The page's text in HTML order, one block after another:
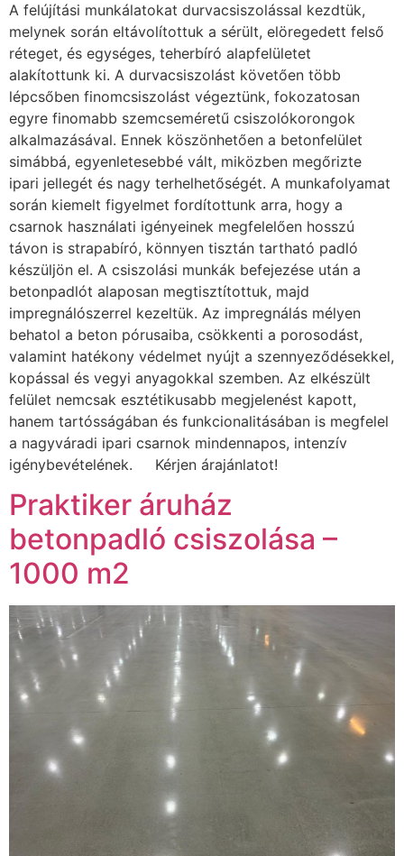
A felújítási munkálatokat durvacsiszolással kezdtük,
melynek során eltávolítottuk a sérült, elöregedett felső
réteget, és egységes, teherbíró alapfelületet
alakítottunk ki. A durvacsiszolást követően több
lépcsőben finomcsiszolást végeztünk, fokozatosan
egyre finomabb szemcseméretű csiszolókorongok
alkalmazásával. Ennek köszönhetően a betonfelület
simábbá, egyenletesebbé vált, miközben megőrizte
ipari jellegét és nagy terhelhetőségét. A munkafolyamat
során kiemelt figyelmet fordítottunk arra, hogy a
csarnok használati igényeinek megfelelően hosszú
távon is strapabíró, könnyen tisztán tartható padló
készüljön el. A csiszolási munkák befejezése után a
betonpadlót alaposan megtisztítottuk, majd
impregnálószerrel kezeltük. Az impregnálás mélyen
behatol a beton pórusaiba, csökkenti a porosodást,
valamint hatékony védelmet nyújt a szennyeződésekkel,
kopással és vegyi anyagokkal szemben. Az elkészült
felület nemcsak esztétikusabb megjelenést kapott,
hanem tartósságában és funkcionalitásában is megfelel
a nagyváradi ipari csarnok mindennapos, intenzív
igénybevételének. Kérjen árajánlatot!
Praktiker áruház
betonpadló csiszolása –
1000 m2